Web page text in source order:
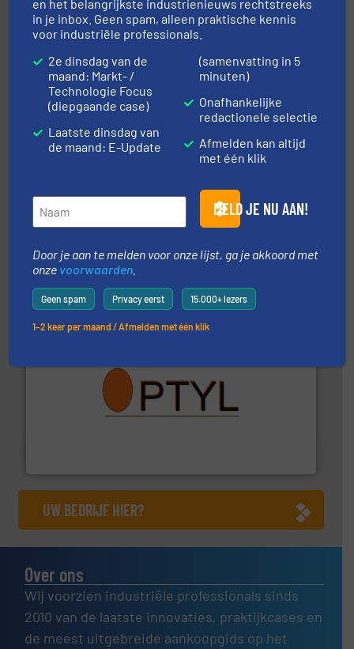
Dinnissen BV
Wereldwijd opererend specialist in innovatieve
by the best”.Meer info ➜
Robbe Industries nv
Sinds 1845 is Robbe Industries nv gespecialiseerd in
in verschillende sectoren hebben geholpen.
➜
aanspreekpunt voor uw vragen omtrent stof.
UW BEDRIJF HIER?
Over ons
Wij voorzien industriële professionals sinds
2010 van de laatste innovaties, praktijkcases en
de meest uitgebreide aankoopgids op het
en het belangrijkste industrienieuws rechtstreeks
in je inbox. Geen spam, alleen praktische kennis
voor industriële professionals.
2e dinsdag van de
maand: Markt- /
Technologie Focus
(diepgaande case)
Laatste dinsdag van
de maand: E-Update
(samenvatting in 5
minuten)
Onafhankelijke
redactionele selectie
Afmelden kan altijd
met één klik
MELD JE NU AAN!
Door je aan te melden voor onze lijst, ga je akkoord met
onze voorwaarden
Geen spam Privacy eerst 15.000+ lezers
1–2 keer per maand / Afmelden met één klik